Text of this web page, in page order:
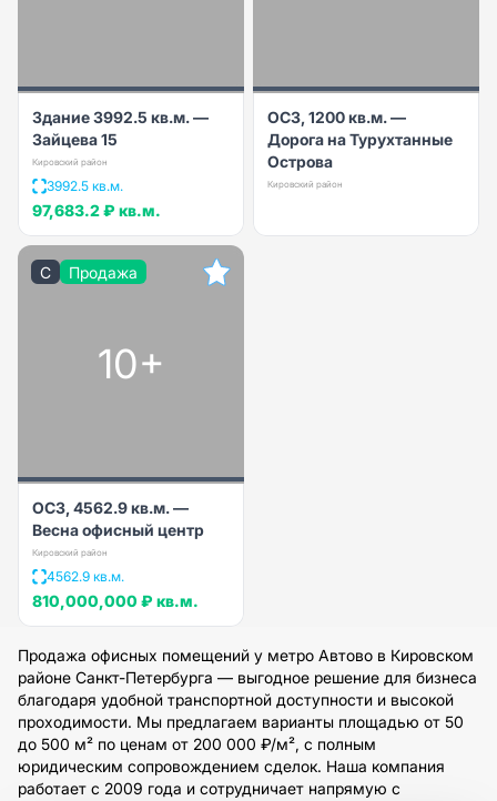
Здание 3992.5 кв.м. —
Зайцева 15
Кировский район
3992.5 кв.м.
97,683.2 ₽ кв.м.
ОСЗ, 1200 кв.м. —
Дорога на Турухтанные
Острова
Кировский район
C Продажа
10+
ОСЗ, 4562.9 кв.м. —
Весна офисный центр
Кировский район
4562.9 кв.м.
810,000,000 ₽ кв.м.
Продажа офисных помещений у метро Автово в Кировском
районе Санкт-Петербурга — выгодное решение для бизнеса
благодаря удобной транспортной доступности и высокой
проходимости. Мы предлагаем варианты площадью от 50
до 500 м² по ценам от 200 000 ₽/м², с полным
юридическим сопровождением сделок. Наша компания
работает с 2009 года и сотрудничает напрямую с